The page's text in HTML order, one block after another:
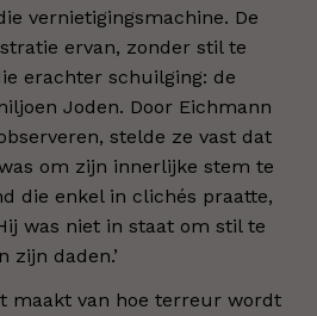
vernietigingsmachine. De
ervan, zonder stil te
erachter schuilging: de
Joden. Door Eichmann
stelde ze vast dat
om zijn innerlijke stem te
die enkel in clichés praatte,
was niet in staat om stil te
zijn daden.’
maakt van hoe terreur wordt